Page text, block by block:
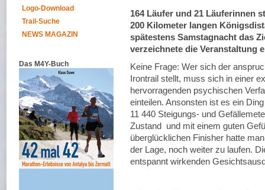
Logo-Download
Trail-Suche
NEWS MAGAZIN
Das M4Y-Buch
164 Läufer und 21 Läuferinnen
200 Kilometer langen
spätestens Samstagnacht das
verzeichnete die Veranstaltung
Keine Frage: Wer sich der
Irontrail stellt, muss sich in einer
hervorragenden psychischen
einteilen. Ansonsten ist es ein
11 440 Steigungs- und
Zustand und mit einem guten
überglücklichen Finisher hatte
der Lage, noch weiter zu laufen.
entspannt wirkenden